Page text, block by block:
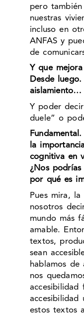
pero también
nuestras
incluso en
ANFAS y
de
Y que
Desde
aislamiento…
Y poder
duele” o
la
cognitiva en
¿Nos
por qué es
Pues mira,
nosotros
mundo más
amable.
textos,
sean
hablamos de
nos
accesibilidad
accesibilidad
estos textos